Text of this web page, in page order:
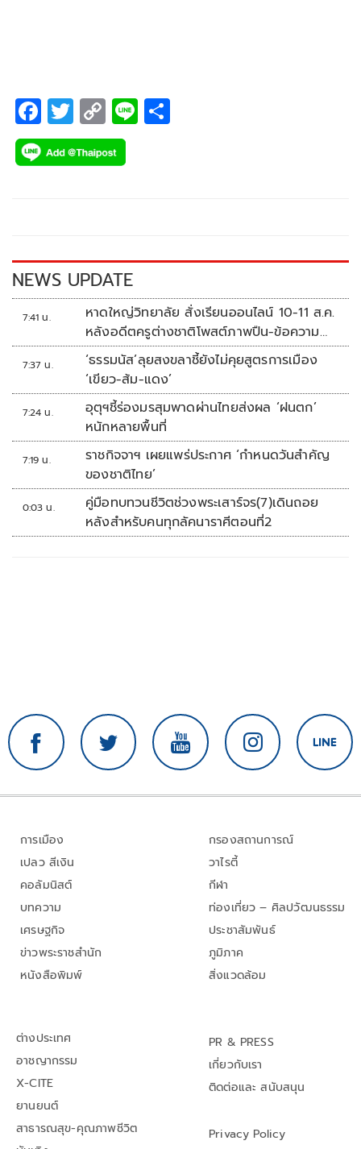
F
ac
e
k
T
wi
tt
C
o
p
k
Li
NEWS UPDATE
7:41 น.
หาดใหญ่วิทยาลัย สั่งเรียนออนไลน์ 10-11 ส.ค.
หลังอดีตครูต่างชาติโพสต์ภาพปืน-ข้อความ
ข่มขู่
7:37 น.
‘ธรรมนัส’ลุยสงขลาชี้ยังไม่คุยสูตรการเมือง
‘เขียว-ส้ม-แดง’
7:24 น.
อุตุฯชี้ร่องมรสุมพาดผ่านไทยส่งผล ‘ฝนตก’
หนักหลายพื้นที่
7:19 น.
ราชกิจจาฯ เผยแพร่ประกาศ ‘กำหนดวันสำคัญ
ของชาติไทย’
0:03 น.
คู่มือทบทวนชีวิตช่วงพระเสาร์จร(7)เดินถอย
หลังสำหรับคนทุกลัคนาราศีตอนที่2
การเมือง
เปลว สีเงิน
คอลัมนิสต์
บทความ
เศรษฐกิจ
ข่าวพระราชสำนัก
หนังสือพิมพ์
กรองสถานการณ์
วาไรตี้
กีฬา
ท่องเที่ยว – ศิลปวัฒนธรรม
ประชาสัมพันธ์
ภูมิภาค
สิ่งแวดล้อม
ต่างประเทศ
อาชญากรรม
X-CITE
ยานยนต์
สาธารณสุข-คุณภาพชีวิต
PR & PRESS
เกี่ยวกับเรา
ติดต่อและ สนับสนุน
Privacy Policy